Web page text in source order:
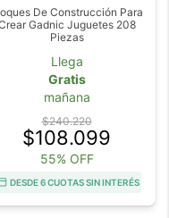
De Construcción Para
Gadnic Juguetes 208
Piezas
Llega
Gratis
mañana
$240.220
$108.099
55% OFF
DESDE 6 CUOTAS SIN INTERÉS